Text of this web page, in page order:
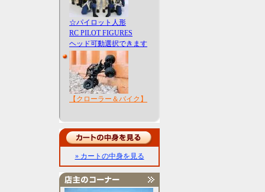
☆パイロット人形
RC PILOT FIGURES
ヘッド可動選択できます
【クローラー＆バイク】
» カートの中身を見る